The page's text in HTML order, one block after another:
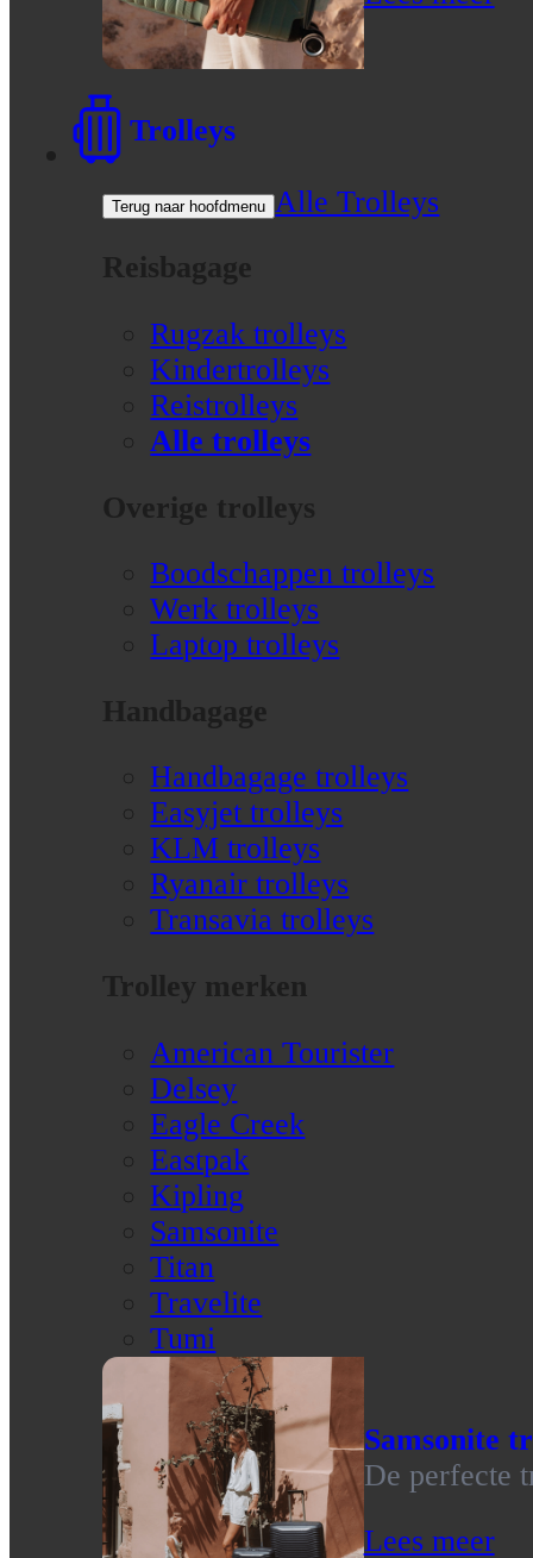
Trolleys
Terug naar hoofdmenu Alle Trolleys
Reisbagage
Rugzak trolleys
Kindertrolleys
Reistrolleys
Alle trolleys
Overige trolleys
Boodschappen trolleys
Werk trolleys
Laptop trolleys
Handbagage
Handbagage trolleys
Easyjet trolleys
KLM trolleys
Ryanair trolleys
Transavia trolleys
Trolley merken
American Tourister
Delsey
Eagle Creek
Eastpak
Kipling
Samsonite
Titan
Travelite
Tumi
Samsonite
De perfecte
Lees meer